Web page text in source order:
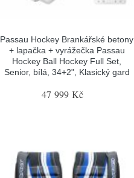
Passau Hockey Brankářské betony
+ lapačka + vyrážečka Passau
Hockey Ball Hockey Full Set,
Senior, bílá, 34+2", Klasický gard
47 999 Kč